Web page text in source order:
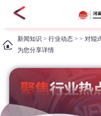
新闻知识 >行业动态 > > 对辊
为您分享详情